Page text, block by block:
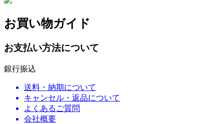
お買い物ガイド
お支払い方法について
銀行振込
送料・納期について
キャンセル・返品について
よくあるご質問
会社概要